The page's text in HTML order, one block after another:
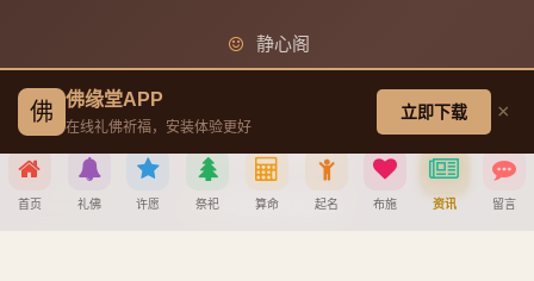
静心阁
文殊菩萨成道日
普贤菩萨成道日
佛 佛缘堂APP
在线礼佛祈福，安装体验更好
立即下载 ×
首页 礼佛 许愿 祭祀 算命 起名 布施 资讯 留言